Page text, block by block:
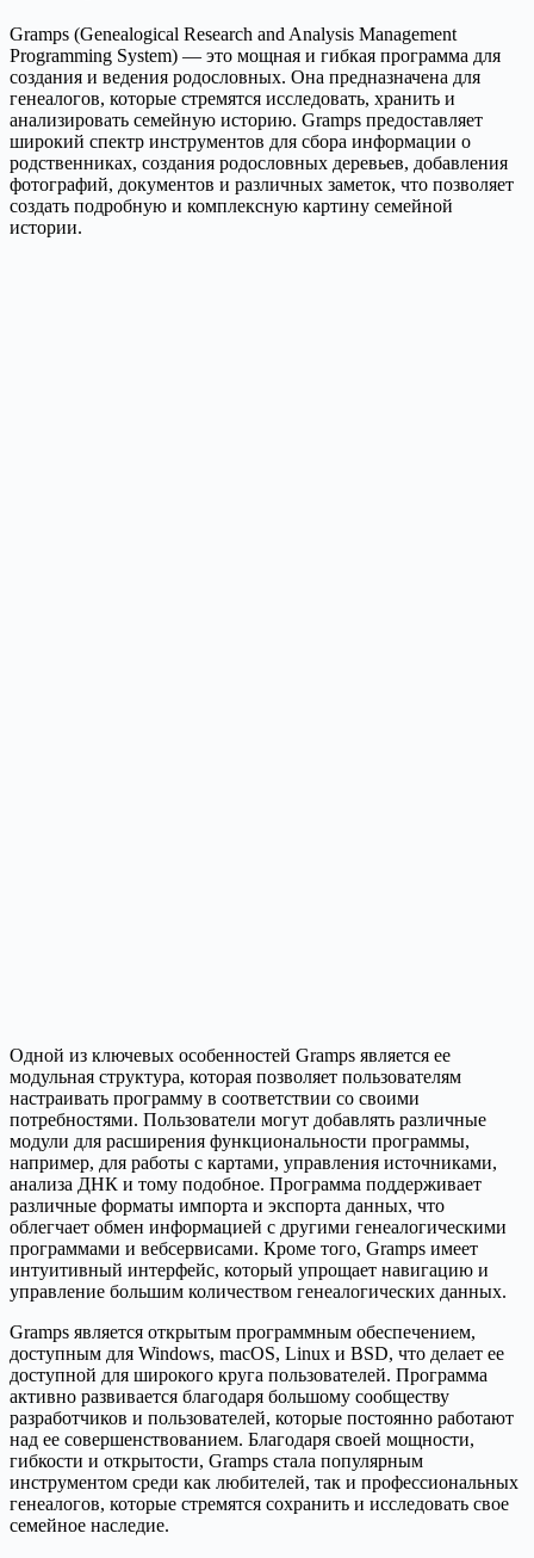
Gramps (Genealogical Research and Analysis Management
Programming System) — это мощная и гибкая программа для
создания и ведения родословных. Она предназначена для
генеалогов, которые стремятся исследовать, хранить и
анализировать семейную историю. Gramps предоставляет
широкий спектр инструментов для сбора информации о
родственниках, создания родословных деревьев, добавления
фотографий, документов и различных заметок, что позволяет
создать подробную и комплексную картину семейной
истории.
Одной из ключевых особенностей Gramps является ее
модульная структура, которая позволяет пользователям
настраивать программу в соответствии со своими
потребностями. Пользователи могут добавлять различные
модули для расширения функциональности программы,
например, для работы с картами, управления источниками,
анализа ДНК и тому подобное. Программа поддерживает
различные форматы импорта и экспорта данных, что
облегчает обмен информацией с другими генеалогическими
программами и вебсервисами. Кроме того, Gramps имеет
интуитивный интерфейс, который упрощает навигацию и
управление большим количеством генеалогических данных.
Gramps является открытым программным обеспечением,
доступным для Windows, macOS, Linux и BSD, что делает ее
доступной для широкого круга пользователей. Программа
активно развивается благодаря большому сообществу
разработчиков и пользователей, которые постоянно работают
над ее совершенствованием. Благодаря своей мощности,
гибкости и открытости, Gramps стала популярным
инструментом среди как любителей, так и профессиональных
генеалогов, которые стремятся сохранить и исследовать свое
семейное наследие.